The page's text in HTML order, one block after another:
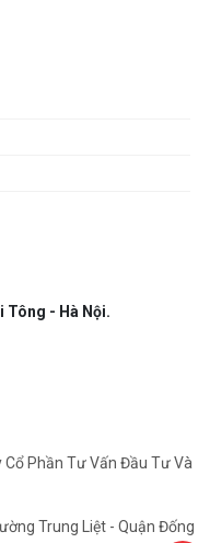
Tông - Hà Nội.
Phần Tư Vấn Đầu Tư Và
Trung Liệt - Quận Đống